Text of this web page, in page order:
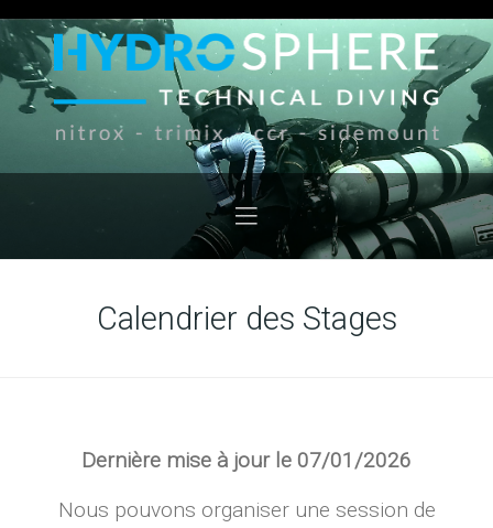
Calendrier des Stages
Dernière mise à jour le 07/01/2026
Nous pouvons organiser une session de